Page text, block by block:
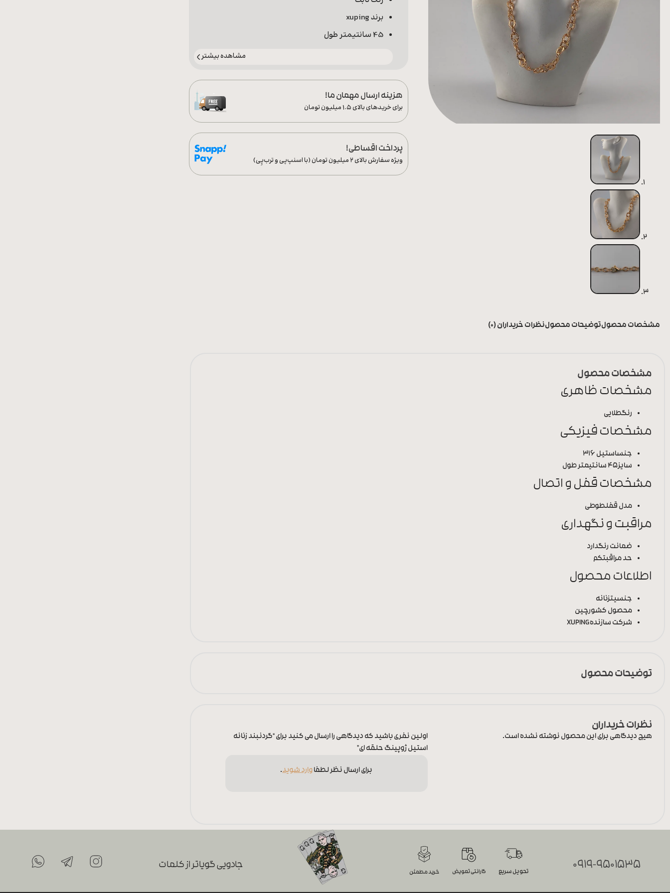
برند xuping
45 سانتیمتر طول
مشاهده بیشتر
هزینه ارسال مهمان ما!
برای خریدهای بالای ۱.۵ میلیون تومان
پرداخت اقساطی!
ویژه سفارش‌ بالای ۲ میلیون تومان (با اسنپ‌پی و ترب‌پِی)
مشخصات محصولتوضیحات محصولنظرات خریداران (0)
مشخصات محصول
مشخصات ظاهری
رنگطلایی
مشخصات فیزیکی
جنساستیل 316
سایز45 سانتیمتر طول
مشخصات قفل و اتصال
مدل قفلطوطی
مراقبت و نگهداری
ضمانت رنگدارد
حد مراقبتکم
اطلاعات محصول
جنسیتزنانه
محصول کشورچین
شرکت سازندهXUPING
توضیحات محصول
نظرات خریداران
هیچ دیدگاهی برای این محصول نوشته نشده است.
اولین نفری باشید که دیدگاهی را ارسال می کنید برای “گردنبند زنانه
استیل ژوپینگ حلقه ای”
برای ارسال نظر لطفاوارد شوید.
0919-9501535 تحویل سریع گارانتی تعویض خرید مطمئن
جادویی گویاتر از کلمات